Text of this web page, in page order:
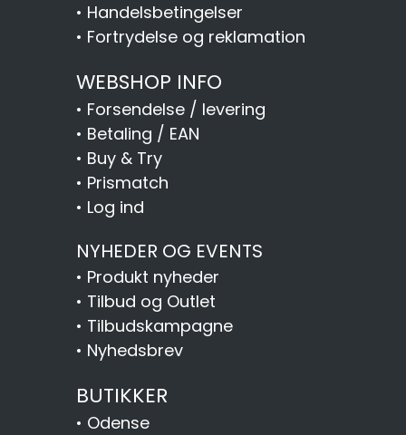
• Handelsbetingelser
• Fortrydelse og reklamation
WEBSHOP INFO
• Forsendelse / levering
• Betaling / EAN
• Buy & Try
• Prismatch
• Log ind
NYHEDER OG EVENTS
• Produkt nyheder
• Tilbud og Outlet
• Tilbudskampagne
• Nyhedsbrev
BUTIKKER
• Odense